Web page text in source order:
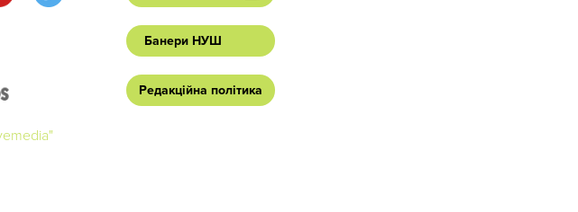
Банери НУШ
Редакційна політика